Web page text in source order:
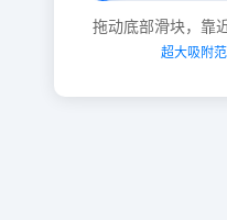
拖动底部滑块，靠
超大吸附